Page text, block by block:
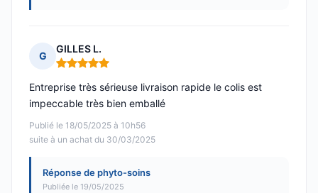
G
GILLES L.
Note : 5 sur 5
Publié le 18/05/2025 à 10h56
suite à un achat du 30/03/2025
Entreprise très sérieuse livraison rapide le colis est
impeccable très bien emballé
Réponse de phyto-soins
Publiée le 19/05/2025